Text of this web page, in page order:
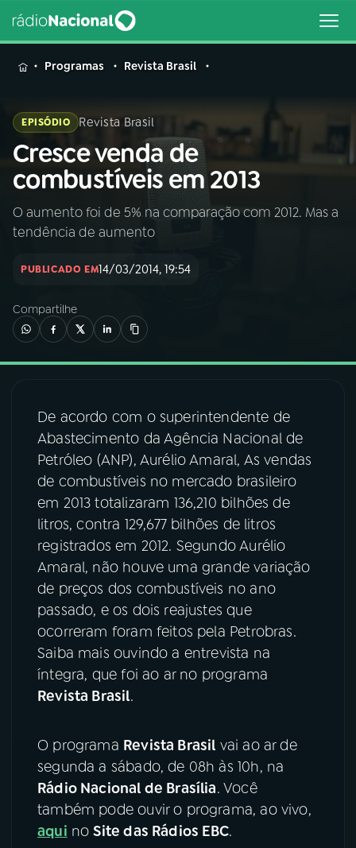
MENU
Buscar
na
Rádio
Nacional
Buscar
AO VIVO
02A RÁDIO
04PROGRAMAS
05 PODCASTS
06VIDEOCASTS
ÚLTIMAS
08FESTIVAL DE MÚSICA
YouTube Facebook
Instagram X
Programas Revista Brasil
EPISÓDIO Revista Brasil
Cresce venda de
combustíveis em 2013
O aumento foi de 5% na comparação com 2012. Mas a
tendência de aumento
PUBLICADO EM14/03/2014, 19:54
Compartilhe
De acordo com o superintendente de
Abastecimento da Agência Nacional de
Petróleo (ANP), Aurélio Amaral, As vendas
de combustíveis no mercado brasileiro
em 2013 totalizaram 136,210 bilhões de
litros, contra 129,677 bilhões de litros
registrados em 2012. Segundo Aurélio
Amaral, não houve uma grande variação
de preços dos combustíveis no ano
passado, e os dois reajustes que
ocorreram foram feitos pela Petrobras.
Saiba mais ouvindo a entrevista na
íntegra, que foi ao ar no programa
Revista Brasil.
O programa Revista Brasil vai ao ar de
segunda a sábado, de 08h às 10h, na
Rádio Nacional de Brasília. Você
também pode ouvir o programa, ao vivo,
aqui noSite das Rádios EBC.